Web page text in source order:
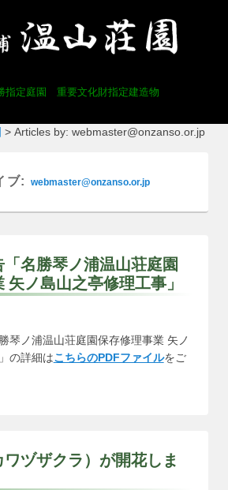
指定庭園 重要文化財指定建造物
> Articles by: webmaster@onzanso.or.jp
ブ: webmaster@onzanso.or.jp
名勝琴ノ浦温山荘庭園
矢ノ島山之亭修理工事」
琴ノ浦温山荘庭園保存修理事業 矢ノ
の詳細はこちらのPDFファイルをご
ワヅザクラ）が開花しま